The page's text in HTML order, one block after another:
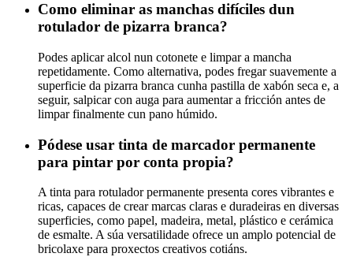
Como eliminar as manchas difíciles dun
rotulador de pizarra branca?
Podes aplicar alcol nun cotonete e limpar a mancha
repetidamente. Como alternativa, podes fregar suavemente a
superficie da pizarra branca cunha pastilla de xabón seca e, a
seguir, salpicar con auga para aumentar a fricción antes de
limpar finalmente cun pano húmido.
Pódese usar tinta de marcador permanente
para pintar por conta propia?
A tinta para rotulador permanente presenta cores vibrantes e
ricas, capaces de crear marcas claras e duradeiras en diversas
superficies, como papel, madeira, metal, plástico e cerámica
de esmalte. A súa versatilidade ofrece un amplo potencial de
bricolaxe para proxectos creativos cotiáns.